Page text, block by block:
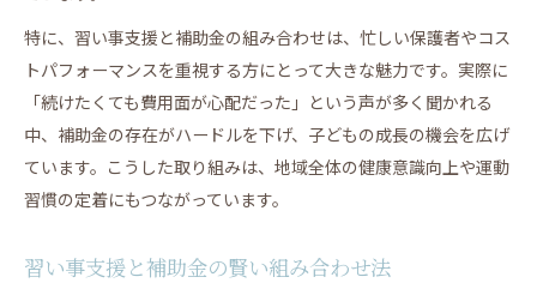
習い事支援が長続きする福島エリアの秘訣
習い事支援で無理なく運動を続けるコツ
習い事支援が子供の習慣化をサポート
運動習慣定着に役立つ習い事支援の工夫
習い事支援で子どもの体力向上を無理なく実現
体幹トレーニングに最適な習い事支援選び
特に、習い事支援と補助金の組み合わせは、忙しい保護者やコス
トパフォーマンスを重視する方にとって大きな魅力です。実際に
「続けたくても費用面が心配だった」という声が多く聞かれる
中、補助金の存在がハードルを下げ、子どもの成長の機会を広げ
ています。こうした取り組みは、地域全体の健康意識向上や運動
習慣の定着にもつながっています。
習い事支援と補助金の賢い組み合わせ法